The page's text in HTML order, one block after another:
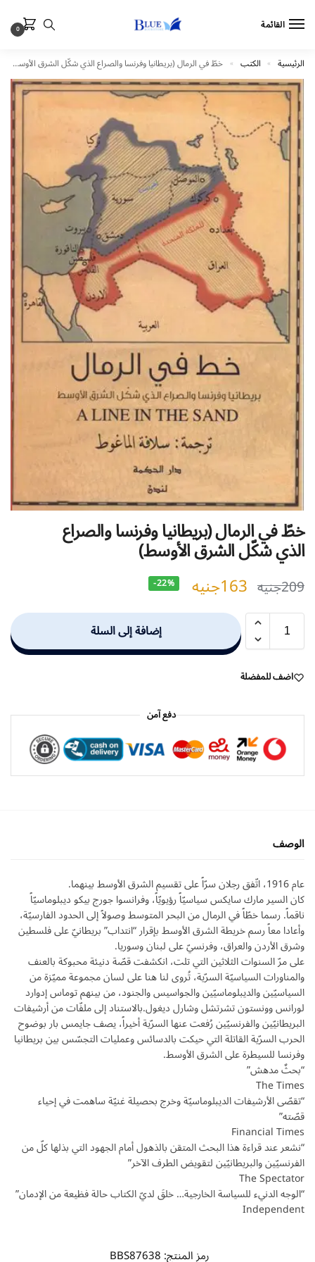
القائمة 0
الرئيسية » الكتب » خطّ في الرمال (بريطانيا وفرنسا والصراع الذي شكّل الشرق الأوسط)
خطّ في الرمال (بريطانيا وفرنسا والصراع
الذي شكّل الشرق الأوسط)
209جنيه 163جنيه -22%
إضافة إلى السلة
اضف للمفضلة
دفع آمن
الوصف
عام 1916، اتّفق رجلان سرّاً على تقسيم الشرق الأوسط بينهما.
كان السير مارك سايكس سياسيّاً رؤيويّاً، وفرانسوا جورج بيكو ديبلوماسيّاً
ناقماً. رسما خطّاً في الرمال من البحر المتوسط وصولاً إلى الحدود الفارسيّة،
وأعادا معاً رسم خريطة الشرق الأوسط بإقرار “انتداب” بريطانيّ على فلسطين
وشرق الأردن والعراق، وفرنسيّ على لبنان وسوريا.
على مرّالسنوات الثلاثين التي تلت، انكشفت قصّة دنيئة محبوكة بالعنف
والمناورات السياسيّة السرّية، تُروى لنا هنا على لسان مجموعة مميّزة من
السياسيّين والديبلوماسيّين والجواسيس والجنود، من بينهم توماس إدوارد
لورانس وونستون تشرتشل وشارل ديغول.بالاستناد إلى ملفّات من أرشيفات
البريطانيّين والفرنسيّين رُفعت عنها السرّية أخيراً، يصف جايمس بار بوضوح
الحرب السرّية القاتلة التي حيكت بالدسائس وعمليات التجسّس بين بريطانيا
وفرنسا للسيطرة على الشرق الأوسط.
“بحثٌ مدهش”
The Times
“تقصّى الأرشيفات الديبلوماسيّة وخرج بحصيلة غنيّة ساهمت في إحياء
قصّته”
Financial Times
“نشعر عند قراءة هذا البحث المتقن بالذهول أمام الجهود التي بذلها كلّ من
الفرنسيّين والبريطانيّين لتقويض الطرف الآخر”
The Spectator
“الوجه الدنيء للسياسة الخارجية… خلقَ لديّ الكتاب حالة فظيعة من الإدمان”
Independent
رمز المنتج:BBS87638